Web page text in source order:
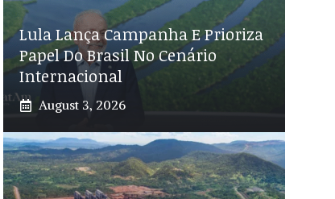
Lula Lança Campanha E Prioriza
Papel Do Brasil No Cenário
Internacional
August 3, 2026